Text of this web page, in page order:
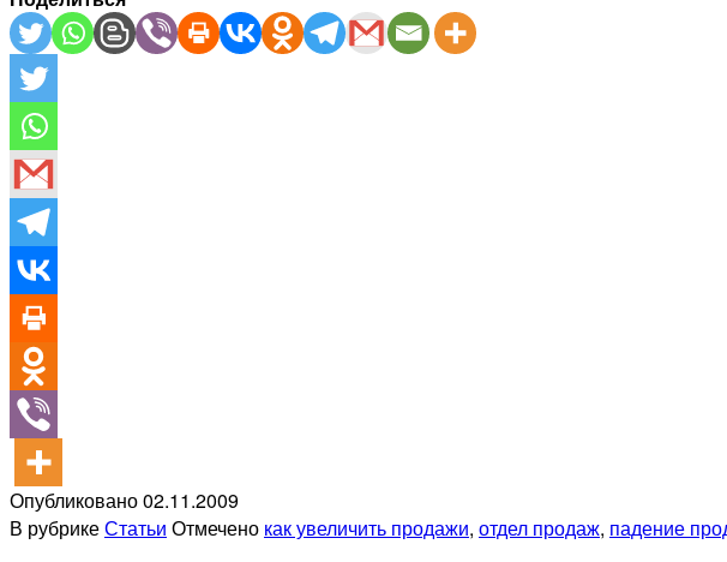
Опубликовано02.11.2009
В рубрикеСтатьи Отмечено как увеличить продажи, отдел продаж, падение